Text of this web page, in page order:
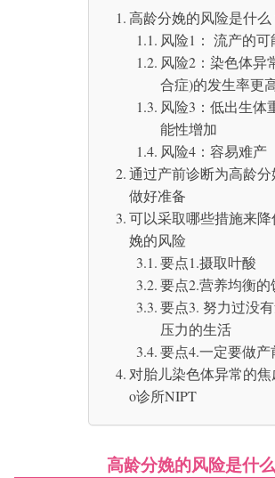
高龄分娩的风险是什么
风险1： 流产的
风险2：染色体异
合症)的发生率更
风险3：低出生体
能性增加
风险4：容易难产
通过产前诊断为高龄
做好准备
可以采取哪些措施来
娩的风险
要点1.摄取叶酸
要点2.营养均衡
要点3. 努力过没
压力的生活
要点4.一定要做产
对胎儿染色体异常的
o诊所NIPT
高龄分娩的风险是什